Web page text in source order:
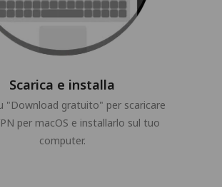
Scarica e installa
"Download gratuito" per scaricare
per macOS e installarlo sul tuo
computer.